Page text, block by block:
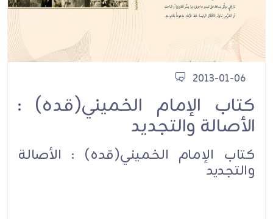
2013-01-06
كتاب الإمام الخميني(قده) :
الأصالة والتجديد
كتاب الإمام الخميني(قده) : الأصالة
والتجديد